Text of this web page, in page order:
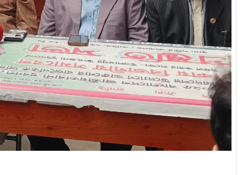
বেশি হবে” — এমপি মাহমুদুল হক রুবেল
দিপন
বিপুল টাকা লুট
ধারায় স্বাস্থ্যসেবায় নতুন দিগন্ত